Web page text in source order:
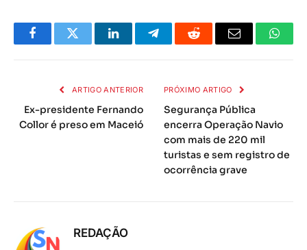
FacebookTwitter LinkedInTelegramaReddit
E-
ARTIGO ANTERIOR
Ex-presidente Fernando
Collor é preso em Maceió
PRÓXIMO ARTIGO
Segurança Pública
encerra Operação Navio
com mais de 220 mil
turistas e sem registro de
ocorrência grave
REDAÇÃO